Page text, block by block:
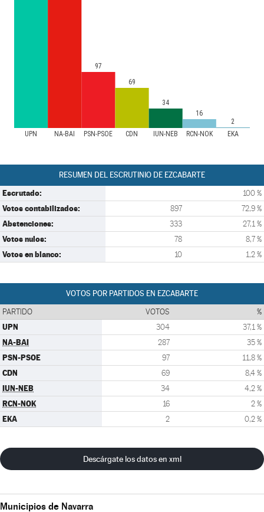
UPN NA-BAI PSN-PSOE CDN IUN-NEB RCN-NOK EKA
97
69
34
16
2
RESUMEN DEL ESCRUTINIO DE EZCABARTE
Escrutado: 100 %
Votos contabilizados: 897 72,9 %
Abstenciones: 333 27,1 %
Votos nulos: 78 8,7 %
Votos en blanco: 10 1,2 %
VOTOS POR PARTIDOS EN EZCABARTE
PARTIDO VOTOS %
UPN 304 37,1 %
NA-BAI 287 35 %
PSN-PSOE 97 11,8 %
CDN 69 8,4 %
IUN-NEB 34 4,2 %
RCN-NOK 16 2 %
EKA 2 0,2 %
Descárgate los datos en xml
Municipios de Navarra